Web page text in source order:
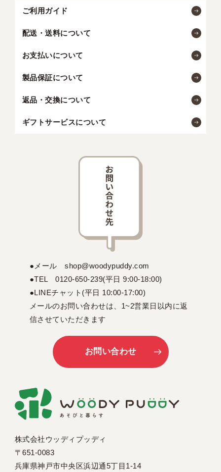
ご利用ガイド
配送・送料について
お支払いについて
製品保証について
返品・交換について
ギフトサービスについて
株式会社ウッディプッディ
〒651-0083
兵庫県神戸市中央区浜辺通5丁目1-14
●メール shop@woodypuddy.com
●TEL 0120-650-239(平日 9:00-18:00)
●LINEチャット(平日 10:00-17:00)
メールのお問い合わせは、1~2営業日以内に返
信させていただきます
お問い合わせ